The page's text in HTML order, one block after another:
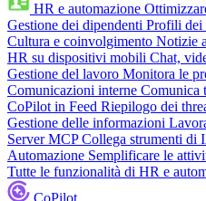
HR e automazione
Gestione dei dipendenti Profili dei
Cultura e coinvolgimento Notizie
HR su dispositivi mobili Chat,
Gestione del lavoro Monitora le
Comunicazioni interne Comunica
CoPilot in Feed Riepilogo dei
Gestione delle informazioni
Server MCP Collega strumenti di
Automazione Semplificare le
Tutte le funzionalità di HR e
CoPilot